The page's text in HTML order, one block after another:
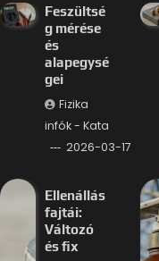
Feszültsé
g mérése
és
alapegysé
gei
Fizika
infók - Kata
2026-03-17
Ellenállás
fajtái:
Változó
és fix